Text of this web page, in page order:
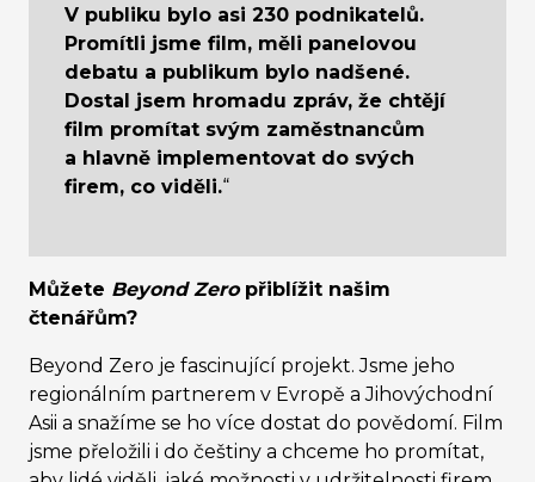
V publiku bylo asi 230 podnikatelů.
Promítli jsme film, měli panelovou
debatu a publikum bylo nadšené.
Dostal jsem hromadu zpráv, že chtějí
film promítat svým zaměstnancům
a hlavně implementovat do svých
firem, co viděli.“
Můžete Beyond Zeropřiblížit našim
čtenářům?
Beyond Zero je fascinující projekt. Jsme jeho
regionálním partnerem v Evropě a Jihovýchodní
Asii a snažíme se ho více dostat do povědomí. Film
jsme přeložili i do češtiny a chceme ho promítat,